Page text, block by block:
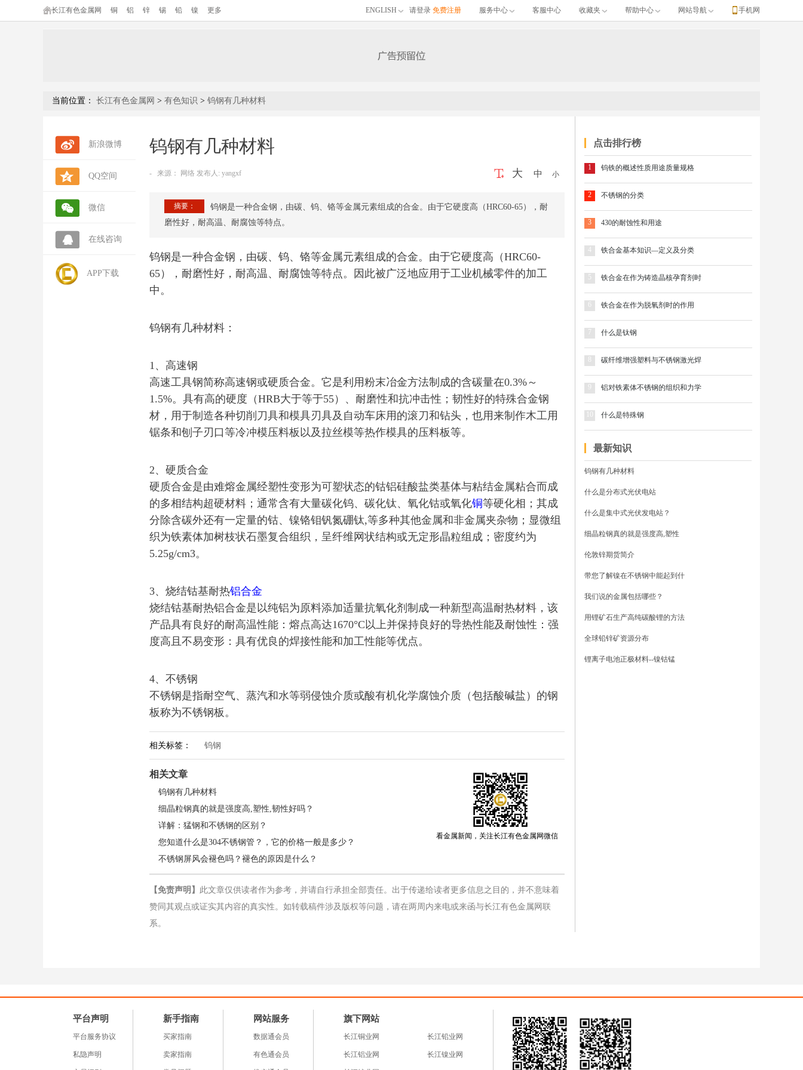
长江有色金属网 铜 铝 锌 锡 铅 镍 更多 ENGLISH 请登录 免费注册 服务中心 客服中心 收藏夹 帮助中心 网站导航 手机网
当前位置： 长江有色金属网 > 有色知识 > 钨钢有几种材料
新浪微博
QQ空间
微信
在线咨询
APP下载
钨钢有几种材料
- 来源： 网络 发布人: yangxf 大 中 小
摘要：
钨钢是一种合金钢，由碳、钨、铬等金属元素组成的合金。由于它硬度高（HRC60-65），耐
磨性好，耐高温、耐腐蚀等特点。
钨钢是一种合金钢，由碳、钨、铬等金属元素组成的合金。由于它硬度高（HRC60-
65），耐磨性好，耐高温、耐腐蚀等特点。因此被广泛地应用于工业机械零件的加工
中。
钨钢有几种材料：
1、高速钢
高速工具钢简称高速钢或硬质合金。它是利用粉末冶金方法制成的含碳量在0.3%～
1.5%。具有高的硬度（HRB大于等于55）、耐磨性和抗冲击性；韧性好的特殊合金钢
材，用于制造各种切削刀具和模具刃具及自动车床用的滚刀和钻头，也用来制作木工用
锯条和刨子刃口等冷冲模压料板以及拉丝模等热作模具的压料板等。
2、硬质合金
硬质合金是由难熔金属经塑性变形为可塑状态的钴铝硅酸盐类基体与粘结金属粘合而成
的多相结构超硬材料；通常含有大量碳化钨、碳化钛、氧化钴或氧化铜等硬化相；其成
分除含碳外还有一定量的钴、镍铬钼钒氮硼钛,等多种其他金属和非金属夹杂物；显微组
织为铁素体加树枝状石墨复合组织，呈纤维网状结构或无定形晶粒组成；密度约为
5.25g/cm3。
3、烧结钴基耐热铝合金
烧结钴基耐热铝合金是以纯铝为原料添加适量抗氧化剂制成一种新型高温耐热材料，该
产品具有良好的耐高温性能：熔点高达1670°C以上并保持良好的导热性能及耐蚀性：强
度高且不易变形：具有优良的焊接性能和加工性能等优点。
4、不锈钢
不锈钢是指耐空气、蒸汽和水等弱侵蚀介质或酸有机化学腐蚀介质（包括酸碱盐）的钢
板称为不锈钢板。
相关标签： 钨钢
相关文章
钨钢有几种材料
细晶粒钢真的就是强度高,塑性,韧性好吗？
详解：猛钢和不锈钢的区别？
您知道什么是304不锈钢管？，它的价格一般是多少？
不锈钢屏风会褪色吗？褪色的原因是什么？
看金属新闻，关注长江有色金属网微信
【免责声明】 此文章仅供读者作为参考，并请自行承担全部责任。出于传递给读者更多信息之目的，并不意味着
赞同其观点或证实其内容的真实性。如转载稿件涉及版权等问题，请在两周内来电或来函与长江有色金属网联
系。
点击排行榜
1 钨铁的概述性质用途质量规格
2 不锈钢的分类
3 430的耐蚀性和用途
4 铁合金基本知识—定义及分类
5 铁合金在作为铸造晶核孕育剂时
铁合金在作为脱氧剂时的作用
7 什么是钛钢
碳纤维增强塑料与不锈钢激光焊
铝对铁素体不锈钢的组织和力学
什么是特殊钢
最新知识
钨钢有几种材料
什么是分布式光伏电站
什么是集中式光伏发电站？
细晶粒钢真的就是强度高,塑性
伦敦锌期货简介
带您了解镍在不锈钢中能起到什
我们说的金属包括哪些？
用锂矿石生产高纯碳酸锂的方法
全球铅锌矿资源分布
锂离子电池正极材料--镍钴锰
平台声明
平台服务协议
私隐声明
新手指南
买家指南
卖家指南
网站服务
数据通会员
有色通会员
旗下网站
长江铜业网
长江铝业网
长江铅业网
长江镍业网